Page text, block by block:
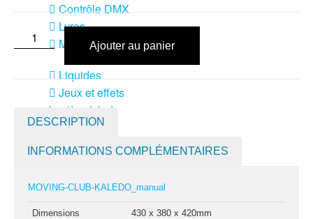
Contrôle DMX
Lyres
Machines à effets
Liquides
Jeux et effets
lumière à led
Laser
Strobes
Enceintes
Ajouter au panier
DESCRIPTION
INFORMATIONS COMPLÉMENTAIRES
MOVING-CLUB-KALEDO_manual
Dimensions 430 x 380 x 420mm